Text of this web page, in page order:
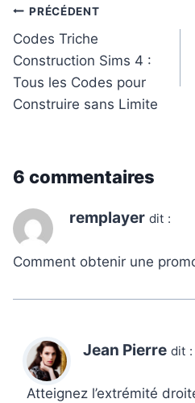
Navigation
de
l’article
PRÉCÉDENT
Codes Triche
Construction Sims 4 :
Tous les Codes pour
Construire sans Limite
6 commentaires
remplayer dit :
Comment obtenir une
Jean Pierre dit :
Atteignez l’extrémité